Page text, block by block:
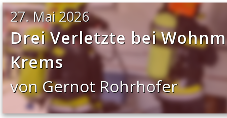
27. Mai 2026
Drei Verletzte bei
Krems
von Gernot Rohrhofer